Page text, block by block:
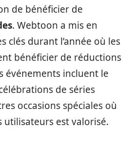
de bénéficier de
. Webtoon a mis en
clés durant l’année où les
bénéficier de réductions
événements incluent le
de séries
occasions spéciales où
utilisateurs est valorisé.